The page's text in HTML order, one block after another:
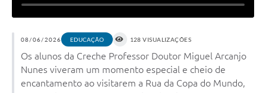
Carta de Serviços
Telefones Úteis
08/06/2026 EDUCAÇÃO 128 VISUALIZAÇÕES
Os alunos da Creche Professor Doutor Miguel Arcanjo
Nunes viveram um momento especial e cheio de
encantamento ao visitarem a Rua da Copa do Mundo,